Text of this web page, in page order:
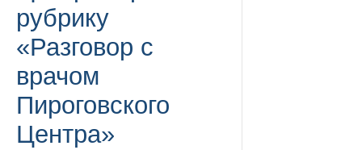
рубрику
«Разговор с
врачом
Пироговского
Центра»